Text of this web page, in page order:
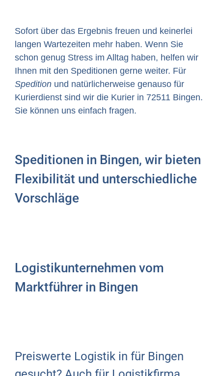
Sofort über das Ergebnis freuen und keinerlei
langen Wartezeiten mehr haben. Wenn Sie
schon genug Stress im Alltag haben, helfen wir
Ihnen mit den Speditionen gerne weiter. Für
Spedition und natürlicherweise genauso für
Kurierdienst sind wir die Kurier in 72511 Bingen.
Sie können uns einfach fragen.
Speditionen in Bingen, wir bieten
Flexibilität und unterschiedliche
Vorschläge
Logistikunternehmen vom
Marktführer in Bingen
Preiswerte Logistik in für Bingen